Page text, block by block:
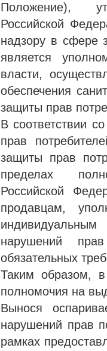
Положение),
Российской
надзору в сфере
является
власти,
обеспечения
защиты прав
В соответствии
прав
защиты прав
пределах
Российской
продавцам,
нарушений
обязательных
Таким образом, в
полномочия на
Вынося
нарушений прав
рамках